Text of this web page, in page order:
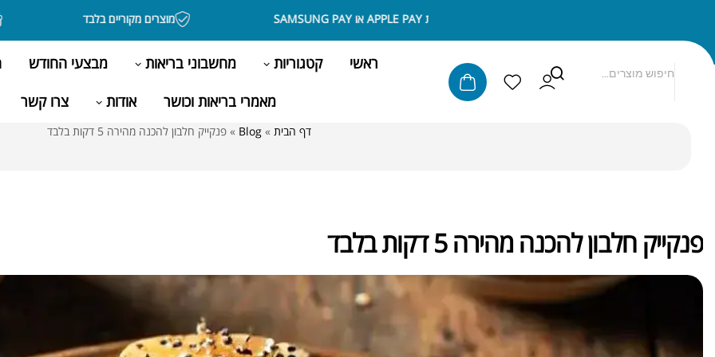
מוצרים מקוריים בלבד
ראשי קטגוריות מחשבוני בריאות מבצעי החודש
מאמרי בריאות וכושר
אודות צרו קשר
דף הבית »
Blog
»פנקייק חלבון להכנה מהירה 5 דקות בלבד
פנקייק חלבון להכנה מהירה 5 דקות בלבד